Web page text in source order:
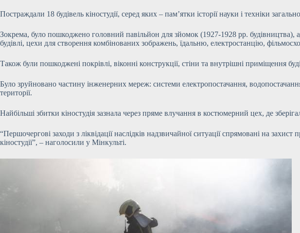
Постраждали 18 будівель кіностудії, серед яких – пам’ятки історії науки і техніки
Зокрема, було пошкоджено головний павільйон для зйомок (1927-1928 рр.
будівлі, цехи для створення комбінованих зображень, їдальню, електростанцію,
Також були пошкоджені покрівлі, віконні конструкції, стіни та внутрішні приміщення
Було зруйновано частину інженерних мереж: системи електропостачання,
території.
Найбільші збитки кіностудія зазнала через пряме влучання в костюмерний цех, де
“Першочергові заходи з ліквідації наслідків надзвичайної ситуації спрямовані на
кіностудії”, – наголосили у Мінкульті.